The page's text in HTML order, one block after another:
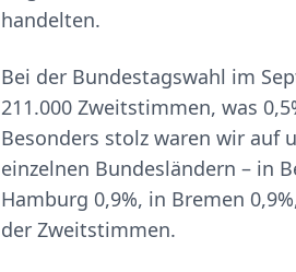
handelten.
Bei der Bundestagswahl im
211.000 Zweitstimmen, was
Besonders stolz waren wir auf
einzelnen Bundesländern – in
Hamburg 0,9%, in Bremen
der Zweitstimmen.